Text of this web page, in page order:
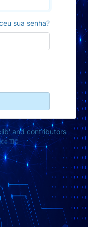
sua senha?
and contributors
TIC